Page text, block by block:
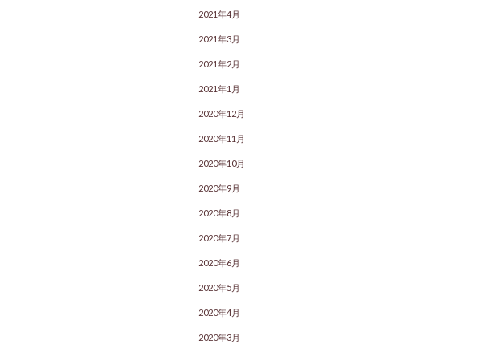
2021年4月
2021年3月
2021年2月
2021年1月
2020年12月
2020年11月
2020年10月
2020年9月
2020年8月
2020年7月
2020年6月
2020年5月
2020年4月
2020年3月